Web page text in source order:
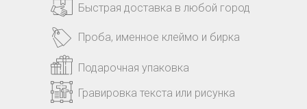
Быстрая доставка в любой город
Подарочная упаковка
Гравировка текста или рисунка
Проба, именное клеймо и бирка